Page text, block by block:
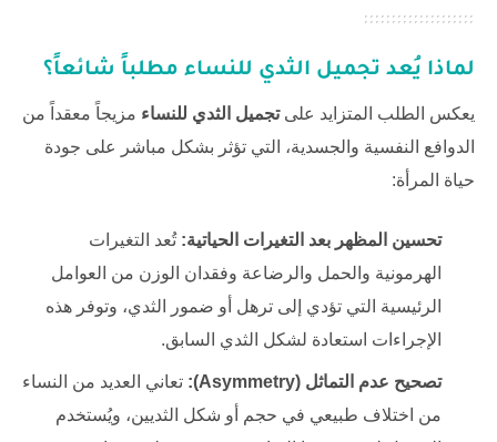
لماذا يُعد تجميل الثدي ‏للنساء مطلباً شائعاً؟
يعكس الطلب المتزايد علىتجميل الثدي ‏للنساء مزيجاً معقداً من
الدوافع النفسية والجسدية، التي تؤثر بشكل مباشر على جودة
حياة المرأة:
تحسين المظهر بعد التغيرات الحياتية: تُعد التغيرات
الهرمونية والحمل والرضاعة وفقدان الوزن من العوامل
الرئيسية التي تؤدي إلى ترهل أو ضمور الثدي، وتوفر هذه
الإجراءات استعادة لشكل الثدي السابق.
تصحيح عدم التماثل (Asymmetry):
تعاني العديد من النساء
من اختلاف طبيعي في حجم أو شكل الثديين، ويُستخدم